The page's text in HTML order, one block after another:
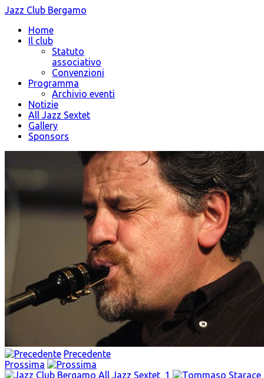
Jazz Club Bergamo
Home
Il club
Statuto
associativo
Convenzioni
Programma
Archivio eventi
Notizie
All Jazz Sextet
Gallery
Sponsors
Precedente
Prossima